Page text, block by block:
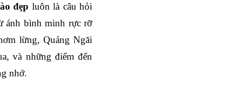
đẹp luôn là câu hỏi
ánh bình minh rực rỡ
lừng, Quảng Ngãi
và những điểm đến
nhớ.